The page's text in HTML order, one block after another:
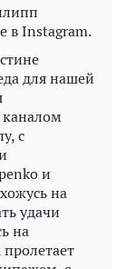
в Instagram.
для нашей
каналом
с
и
на
удачи
на